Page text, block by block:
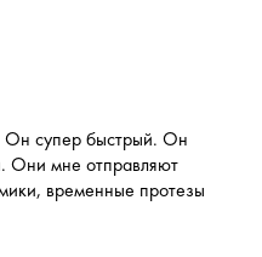
Он супер быстрый. Он
Они мне отправляют
временные протезы